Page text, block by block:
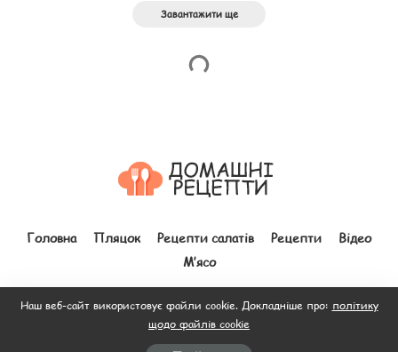
Завантажити ще
Головна Пляцок Рецепти салатів Рецепти
Відео
М’ясо
© 2012–2026 Всі права захищено. Зроблено з
Наш веб-сайт використовує файли cookie. Докладніше про: політику
щодо файлів cookie